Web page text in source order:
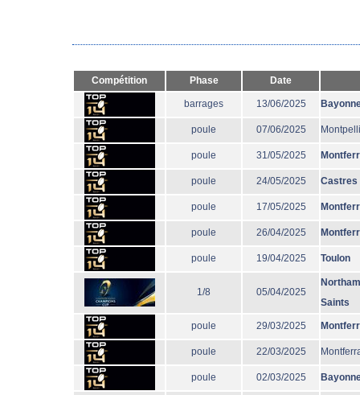
Compétition Phase Date
barrages 13/06/2025
poule 07/06/2025
poule 31/05/2025
poule 24/05/2025 Castres
poule 17/05/2025
poule 26/04/2025
poule 19/04/2025 Toulon
1/8 05/04/2025
Saints
poule 29/03/2025
poule 22/03/2025
poule 02/03/2025